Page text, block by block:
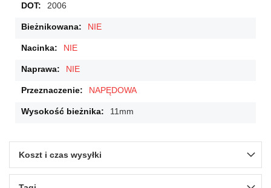
2006
NIE
NIE
NIE
NAPĘDOWA
11mm
Koszt i czas wysyłki